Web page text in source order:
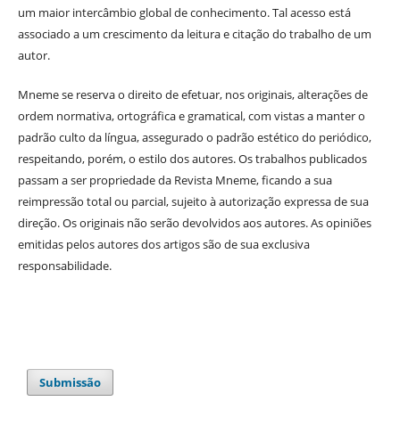
um maior intercâmbio global de conhecimento. Tal acesso está
associado a um crescimento da leitura e citação do trabalho de um
autor.
Mneme se reserva o direito de efetuar, nos originais, alterações de
ordem normativa, ortográfica e gramatical, com vistas a manter o
padrão culto da língua, assegurado o padrão estético do periódico,
respeitando, porém, o estilo dos autores. Os trabalhos publicados
passam a ser propriedade da Revista Mneme, ficando a sua
reimpressão total ou parcial, sujeito à autorização expressa de sua
direção. Os originais não serão devolvidos aos autores. As opiniões
emitidas pelos autores dos artigos são de sua exclusiva
responsabilidade.
Submissão